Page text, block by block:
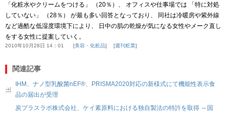
「化粧水やクリームをつける」 （20％）、 オフィスや仕事場では 「特に対処
していない」 （28％） が最も多い回答となっており、 同社は冷暖房や紫外線
など過酷な低湿度環境下により、 日中の肌の乾燥が気になる女性やメーク直し
をする女性に提案していく。
2010年10月28日 14：01 美容・化粧品 週刊粧業
関連記事
IHM、ナノ型乳酸菌nEF®、PRISMA2020対応の新様式にて機能性表示食
品の届出が受理
炭プラスラボ株式会社、ケイ素原料における独自製法の特許を取得 ～国